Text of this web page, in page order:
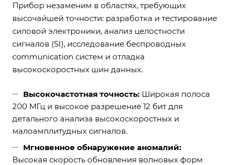
Прибор незаменим в областях, требующих
высочайшей точности: разработка и тестирование
силовой электроники, анализ целостности
сигналов (SI), исследование беспроводных
communication систем и отладка
высокоскоростных шин данных.
Высокочастотная точность: Широкая полоса
200 МГц и высокое разрешение 12 бит для
детального анализа высокоскоростных и
малоамплитудных сигналов.
Мгновенное обнаружение аномалий:
Высокая скорость обновления волновых форм